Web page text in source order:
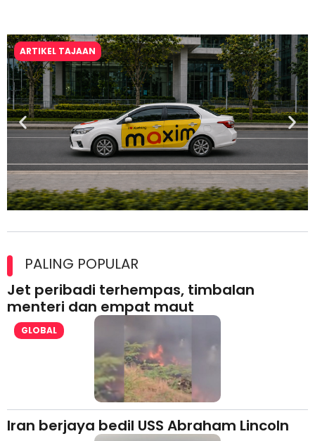
ARTIKEL TAJAAN
lesen separuh pertama 2026
PALING POPULAR
Jet peribadi terhempas, timbalan
menteri dan empat maut
GLOBAL
Iran berjaya bedil USS Abraham Lincoln